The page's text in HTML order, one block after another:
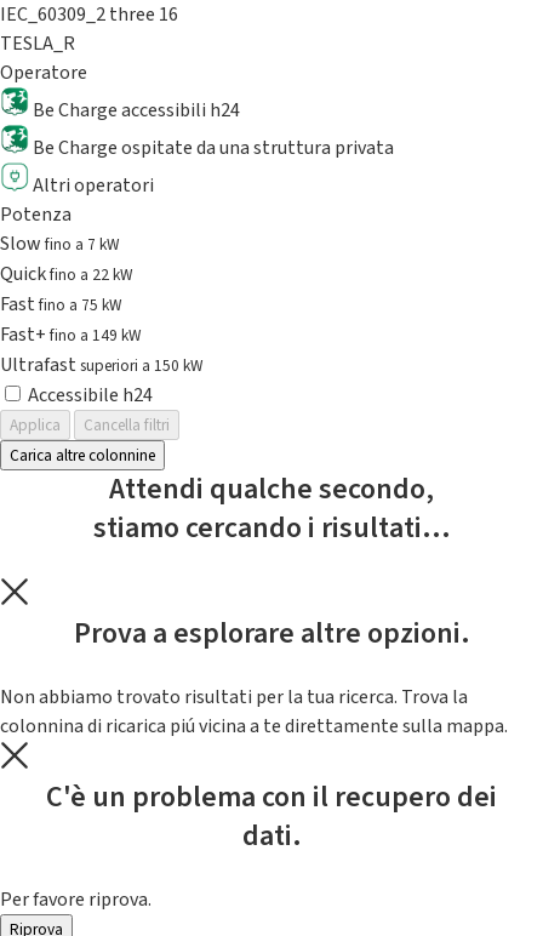
IEC_60309_2 three 16
TESLA_R
Operatore
Be Charge accessibili h24
Be Charge ospitate da una struttura privata
Altri operatori
Potenza
Slowfino a 7 kW
Quickfino a 22 kW
Fastfino a 75 kW
Fast+fino a 149 kW
Ultrafast superiori a 150 kW
Accessibile h24
Applica
Cancella filtri
Carica altre colonnine
Attendi qualche secondo,
stiamo cercando i risultati...
Prova a esplorare altre opzioni.
Non abbiamo trovato risultati per la tua ricerca. Trova la
colonnina di ricarica piú vicina a te direttamente sulla mappa.
C'è un problema con il recupero dei
dati.
Per favore riprova.
Riprova